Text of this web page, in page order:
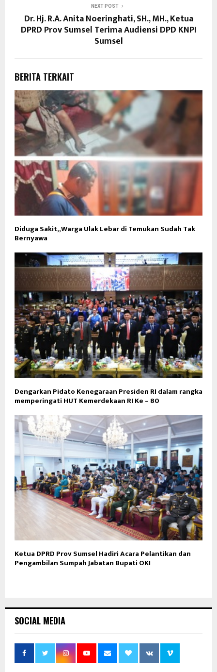
NEXT POST
Dr. Hj. R.A. Anita Noeringhati, SH., MH., Ketua
DPRD Prov Sumsel Terima Audiensi DPD KNPI
Sumsel
BERITA TERKAIT
Diduga Sakit,,Warga Ulak Lebar di Temukan Sudah Tak
Bernyawa
Dengarkan Pidato Kenegaraan Presiden RI dalam rangka
memperingati HUT Kemerdekaan RI Ke – 80
Ketua DPRD Prov Sumsel Hadiri Acara Pelantikan dan
Pengambilan Sumpah Jabatan Bupati OKI
SOCIAL MEDIA